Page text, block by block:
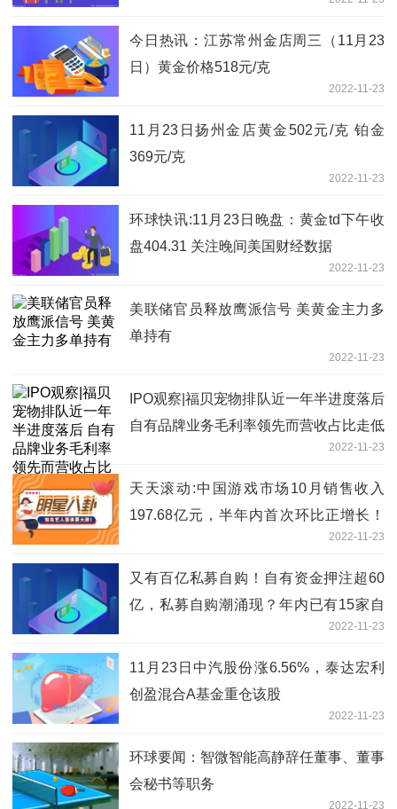
今日热讯：江苏常州金店周三（11月23
日）黄金价格518元/克
2022-11-23
11月23日扬州金店黄金502元/克 铂金
369元/克
2022-11-23
环球快讯:11月23日晚盘：黄金td下午收
盘404.31 关注晚间美国财经数据
2022-11-23
美联储官员释放鹰派信号 美黄金主力多
单持有
2022-11-23
IPO观察|福贝宠物排队近一年半进度落后
自有品牌业务毛利率领先而营收占比走低
2022-11-23
天天滚动:中国游戏市场10月销售收入
197.68亿元，半年内首次环比正增长！
机构：游戏行业有望健康平稳发展2022-11-23
又有百亿私募自购！自有资金押注超60
亿，私募自购潮涌现？年内已有15家自
2022-11-23
11月23日中汽股份涨6.56%，泰达宏利
创盈混合A基金重仓该股
2022-11-23
环球要闻：智微智能高静辞任董事、董事
会秘书等职务
2022-11-23